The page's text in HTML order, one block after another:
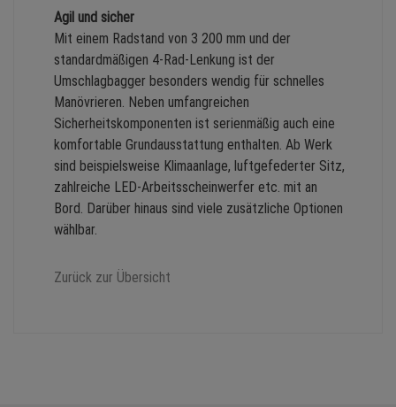
Agil und sicher
Mit einem Radstand von 3 200 mm und der
standardmäßigen 4-Rad-Lenkung ist der
Umschlagbagger besonders wendig für schnelles
Manövrieren. Neben umfangreichen
Sicherheitskomponenten ist serienmäßig auch eine
komfortable Grundausstattung enthalten. Ab Werk
sind beispielsweise Klimaanlage, luftgefederter Sitz,
zahlreiche LED-Arbeitsscheinwerfer etc. mit an
Bord. Darüber hinaus sind viele zusätzliche Optionen
wählbar.
Zurück zur Übersicht